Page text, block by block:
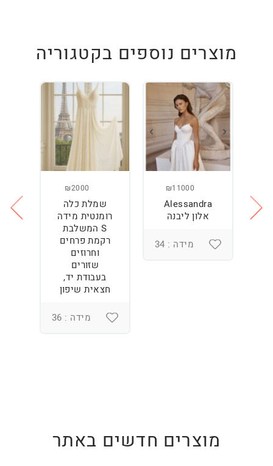
מוצרים נוספים בקטגוריה
₪11000
Alessandra
אלון ליבנה
מידה : 34
₪2000
שמלת כלה
רומנטית מידה
S המשלבת
רקמת פרחים
וחרוזים
שזורים
בעבודת יד,
חצאית שיפון
מידה : 36
מוצרים חדשים באתר